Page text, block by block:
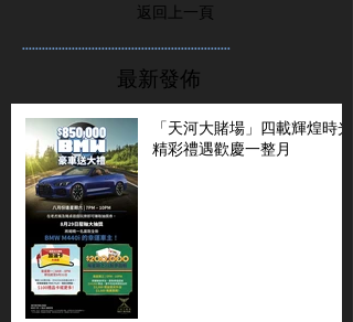
返回上一頁
...............................................................
最新發佈
「天河大賭場」四載輝煌時光
精彩禮遇歡慶一整月